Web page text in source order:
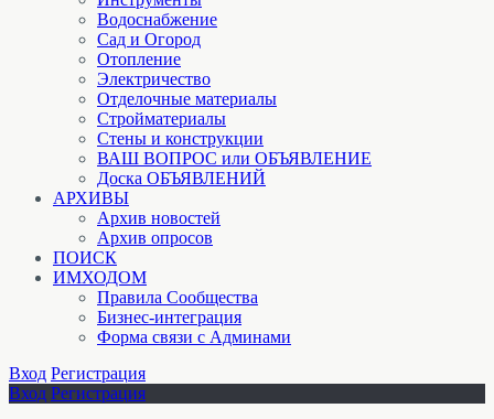
Водоснабжение
Сад и Огород
Отопление
Электричество
Отделочные материалы
Стройматериалы
Стены и конструкции
ВАШ ВОПРОС или ОБЪЯВЛЕНИЕ
Доска ОБЪЯВЛЕНИЙ
АРХИВЫ
Архив новостей
Архив опросов
ПОИСК
ИМХОДОМ
Правила Сообщества
Бизнес-интеграция
Форма связи с Админами
Вход Регистрация
Вход Регистрация